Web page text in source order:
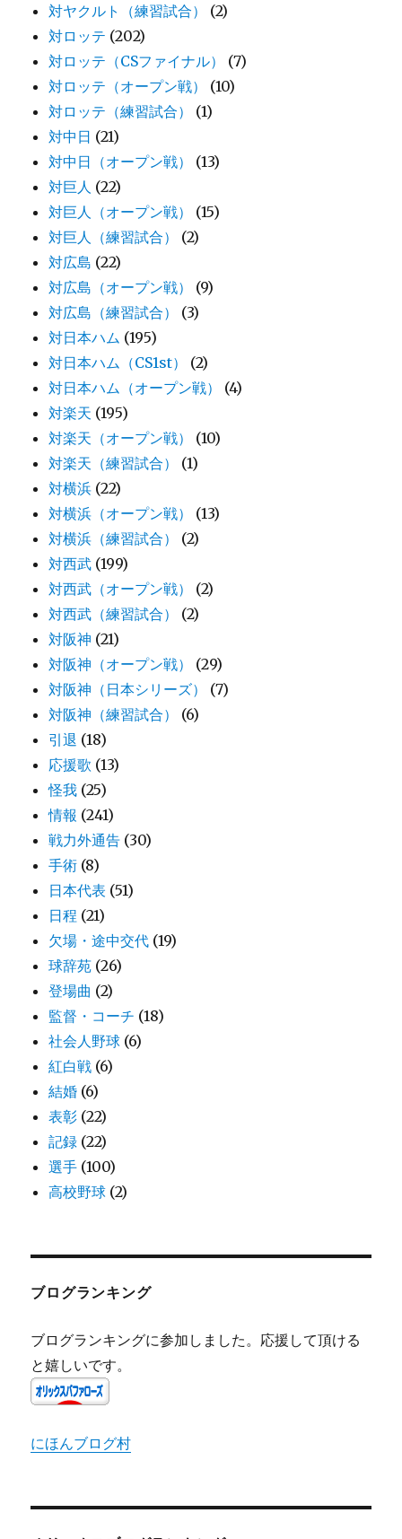
対ヤクルト（練習試合）
(2)
対ロッテ (202)
対ロッテ（CSファイナル）
(7)
対ロッテ（オープン戦）
(10)
対ロッテ（練習試合）
(1)
対中日 (21)
対中日（オープン戦）
(13)
対巨人 (22)
対巨人（オープン戦）
(15)
対巨人（練習試合）
(2)
対広島 (22)
対広島（オープン戦）
(9)
対広島（練習試合）
(3)
対日本ハム (195)
対日本ハム（CS1st）
(2)
対日本ハム（オープン戦）
(4)
対楽天 (195)
対楽天（オープン戦）
(10)
対楽天（練習試合）
(1)
対横浜 (22)
対横浜（オープン戦）
(13)
対横浜（練習試合）
(2)
対西武 (199)
対西武（オープン戦）
(2)
対西武（練習試合）
(2)
対阪神 (21)
対阪神（オープン戦）
(29)
対阪神（日本シリーズ）
(7)
対阪神（練習試合）
(6)
引退 (18)
応援歌 (13)
怪我 (25)
情報 (241)
戦力外通告 (30)
手術 (8)
日本代表 (51)
日程 (21)
欠場・途中交代 (19)
球辞苑 (26)
登場曲 (2)
監督・コーチ (18)
社会人野球 (6)
紅白戦 (6)
結婚 (6)
表彰 (22)
記録 (22)
選手 (100)
高校野球 (2)
ブログランキング
ブログランキングに参加しました。応援して頂ける
と嬉しいです。
にほんブログ村